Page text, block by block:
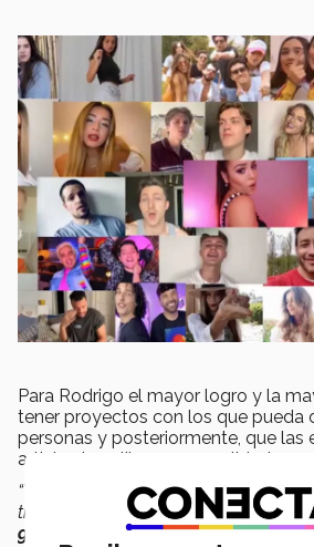
Para Rodrigo el mayor logro y la
tener proyectos con los que pueda
personas y posteriormente, que las
artistas los elijan por su calidad.
“Ver el proyecto en pantalla grande,
tiene millones de vistas en internet es
gente consuma tu trabajo y a la